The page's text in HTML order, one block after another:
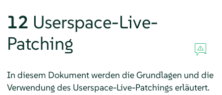
12 Userspace-Live-
Patching
In diesem Dokument werden die Grundlagen und die
Verwendung des Userspace-Live-Patchings erläutert.